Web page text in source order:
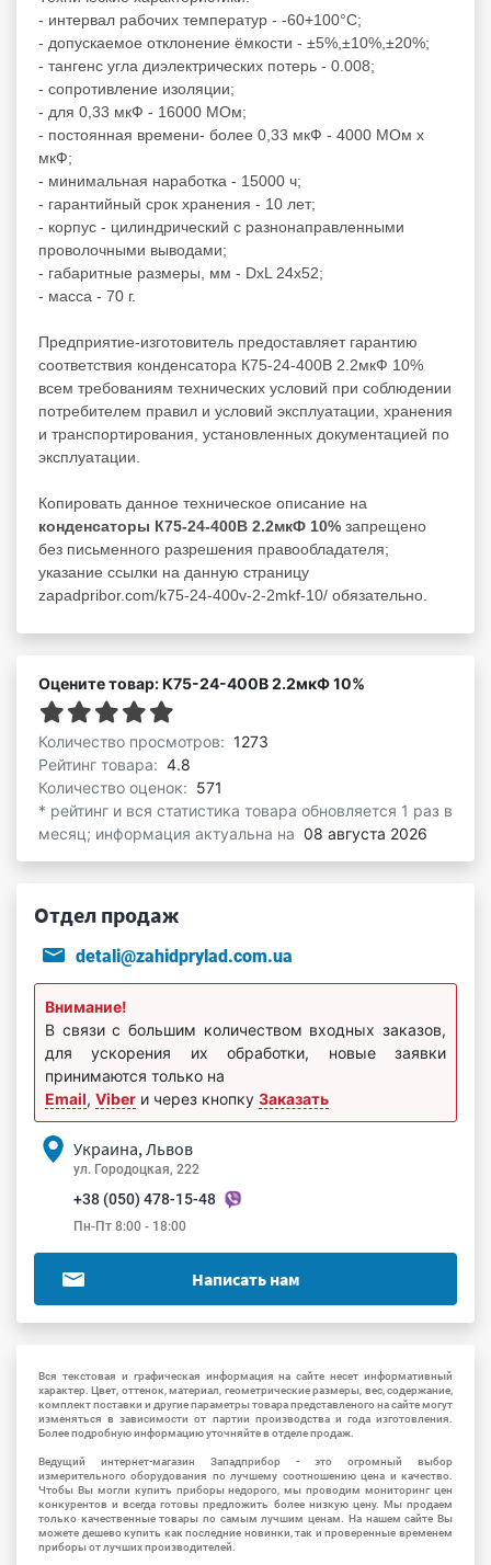
- интервал рабочих температур - -60+100°C;
- допускаемое отклонение ёмкости - ±5%,±10%,±20%;
- тангенс угла диэлектрических потерь - 0.008;
- сопротивление изоляции;
- для 0,33 мкФ - 16000 МОм;
- постоянная времени- более 0,33 мкФ - 4000 МОм x
мкФ;
- минимальная наработка - 15000 ч;
- гарантийный срок хранения - 10 лет;
- корпус - цилиндрический с разнонаправленными
проволочными выводами;
- габаритные размеры, мм - DxL 24х52;
- масса - 70 г.
Предприятие-изготовитель предоставляет гарантию
соответствия конденсатора К75-24-400В 2.2мкФ 10%
всем требованиям технических условий при соблюдении
потребителем правил и условий эксплуатации, хранения
и транспортирования, установленных документацией по
эксплуатации.
Копировать данное техническое описание на
конденсаторы К75-24-400В 2.2мкФ 10% запрещено
без письменного разрешения правообладателя;
указание ссылки на данную страницу
zapadpribor.com/k75-24-400v-2-2mkf-10/ обязательно.
Оцените товар: К75-24-400В 2.2мкФ 10%
Количество просмотров: 1273
Рейтинг товара: 4.8
Количество оценок: 571
* рейтинг и вся статистика товара обновляется 1 раз в
месяц; информация актуальна на 08 августа 2026
Отдел продаж
detali@zahidprylad.com.ua
Внимание!
В связи с большим количеством входных заказов,
для ускорения их обработки, новые заявки
принимаются только на
Email, Viber и через кнопку Заказать
Украина, Львов
ул. Городоцкая, 222
+38 (050) 478-15-48
Пн-Пт 8:00 - 18:00
Написать нам
Вся текстовая и графическая информация на сайте несет информативный
характер. Цвет, оттенок, материал, геометрические размеры, вес, содержание,
комплект поставки и другие параметры товара представленого на сайте могут
изменяться в зависимости от партии производства и года изготовления.
Более подробную информацию уточняйте в отделе продаж.
Ведущий интернет-магазин Западприбор - это огромный выбор
измерительного оборудования по лучшему соотношению цена и качество.
Чтобы Вы могли купить приборы недорого, мы проводим мониторинг цен
конкурентов и всегда готовы предложить более низкую цену. Мы продаем
только качественные товары по самым лучшим ценам. На нашем сайте Вы
можете дешево купить как последние новинки, так и проверенные временем
приборы от лучших производителей.